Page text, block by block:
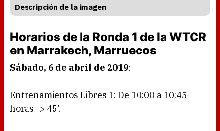
Descripción de la imagen
Horarios de la Ronda 1 de la WTCR
en Marrakech, Marruecos
Sábado, 6 de abril de 2019:
Entrenamientos Libres 1: De 10:00 a 10:45
horas -> 45'.